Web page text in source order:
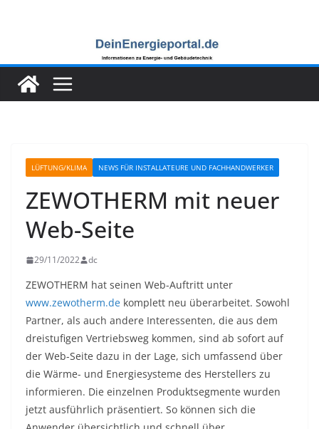
LÜFTUNG/KLIMA NEWS FÜR INSTALLATEURE UND FACHHANDWERKER
ZEWOTHERM mit neuer
Web-Seite
29/11/2022 dc
ZEWOTHERM hat seinen Web-Auftritt unter
www.zewotherm.de komplett neu überarbeitet. Sowohl
Partner, als auch andere Interessenten, die aus dem
dreistufigen Vertriebsweg kommen, sind ab sofort auf
der Web-Seite dazu in der Lage, sich umfassend über
die Wärme- und Energiesysteme des Herstellers zu
informieren. Die einzelnen Produktsegmente wurden
jetzt ausführlich präsentiert. So können sich die